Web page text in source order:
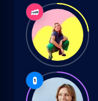
MNM
Radio
1